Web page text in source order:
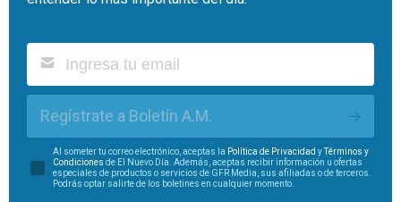
Regístrate a Boletín A.M.
Al someter tu correo electrónico, aceptas la Política de Privacidad yTérminos y
Condiciones de El Nuevo Día. Además, aceptas recibir información u ofertas
especiales de productos o servicios de GFR Media, sus afiliadas o de terceros.
Podrás optar salirte de los boletines en cualquier momento.